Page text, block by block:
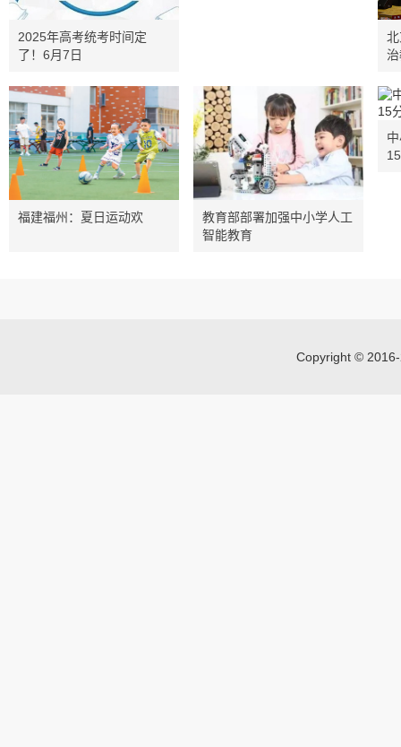
2025年高考统考时间定
了！6月7日
福建福州：夏日运动欢
教育部部署加强中小学人工
智能教育
Copyright ©